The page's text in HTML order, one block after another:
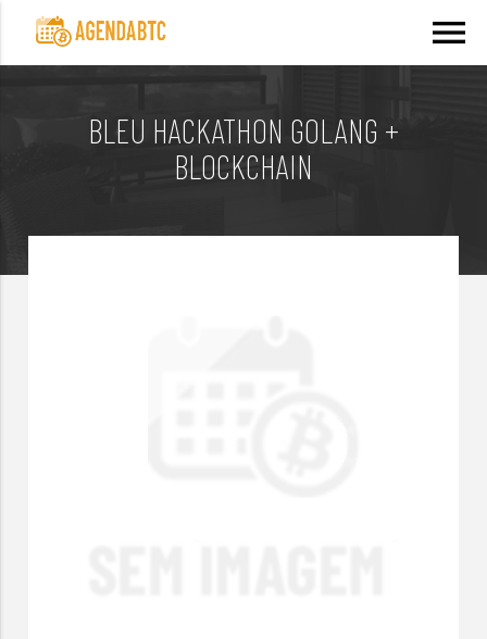
menu
BLEU HACKATHON GOLANG +
BLOCKCHAIN